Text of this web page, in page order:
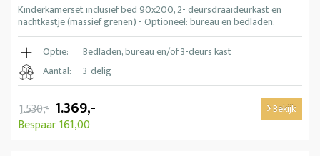
Kinderkamerset inclusief bed 90x200, 2- deursdraaideurkast en
nachtkastje (massief grenen) - Optioneel: bureau en bedladen.
Optie:
Bedladen, bureau en/of 3-deurs kast
Aantal:
3-delig
1.530,- 1.369,-
Bespaar 161,00
Bekijk